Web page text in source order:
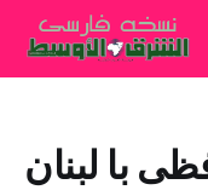
با لبنان